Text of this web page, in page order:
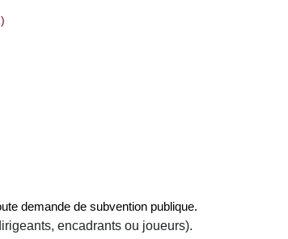
demande de subvention publique.
encadrants ou joueurs).